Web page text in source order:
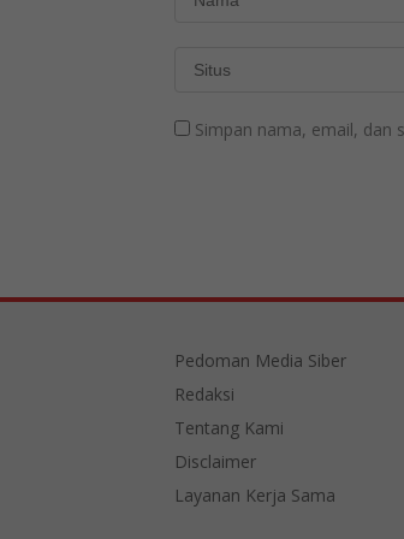
Simpan nama, email, dan
Pedoman Media Siber
Redaksi
Tentang Kami
Disclaimer
Layanan Kerja Sama